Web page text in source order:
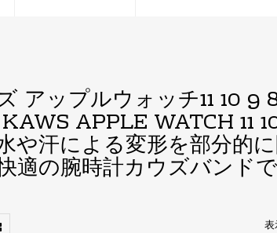
アップルウォッチ11 10
APPLE WATCH 11
や汗による変形を部分的
適の腕時計カウズバンド
表